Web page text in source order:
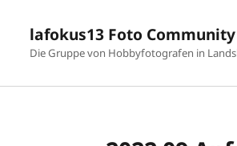
lafokus13 Foto Community
Die Gruppe von Hobbyfotografen in